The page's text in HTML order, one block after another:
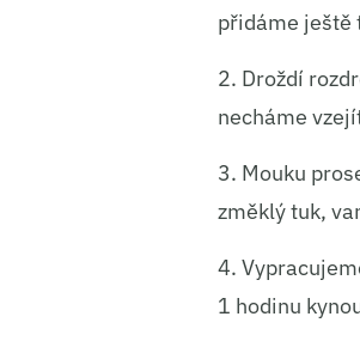
přidáme ještě
2. Droždí
necháme
3. Mouku
změklý tuk,
4.
1 hodinu